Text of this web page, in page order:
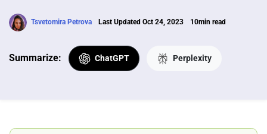
Tsvetomira Petrova Last Updated Oct 24, 2023 10min read
Summarize: ChatGPT Perplexity